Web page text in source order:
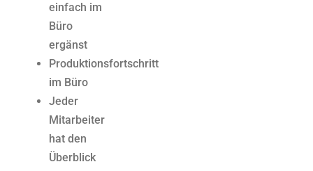
einfach im
Büro
ergänst
Produktionsfortschritt
im Büro
Jeder
Mitarbeiter
hat den
Überblick